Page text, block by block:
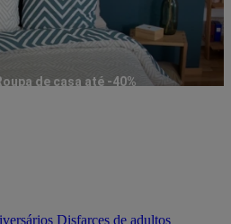
de casa até -40%
Disfarces de adultos